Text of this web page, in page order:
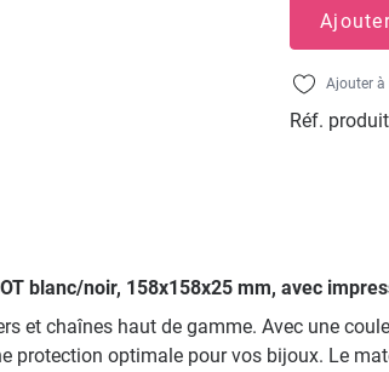
Ajouter à
Réf.
blanc/noir, 158x158x25 mm, avec
et chaînes haut de gamme. Avec une
optimale pour vos bijoux. Le